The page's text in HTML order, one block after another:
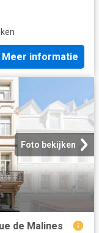
Meer informatie
Foto bekijken
de Malines